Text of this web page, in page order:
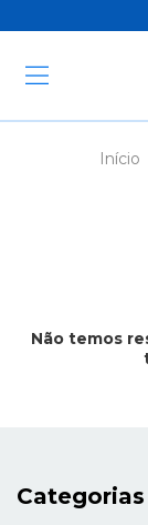
Início
Não temos
Categorias